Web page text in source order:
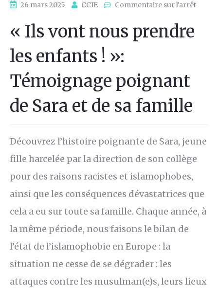
26 mars 2025 CCIE Commentaire sur l'arrêt
« Ils vont nous prendre
les enfants ! »:
Témoignage poignant
de Sara et de sa famille
Découvrez l’histoire poignante de Sara, jeune
fille harcelée par la direction de son collège
pour des raisons racistes et islamophobes,
ainsi que les conséquences dévastatrices que
cela a eu sur toute sa famille. Chaque année, à
la même période, nous faisons le bilan de
l’état de l’islamophobie en Europe : la
situation ne cesse de se dégrader : les
attaques contre les musulman(e)s, leurs lieux